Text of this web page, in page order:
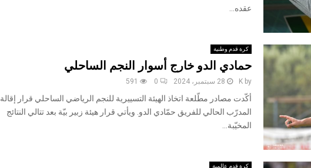
عقده...
كرة قدم وطنية
حمادي الدو خارج أسوار النجم الساحلي
by
K 28 سبتمبر، 2024 0
591
أكّدت مصادر مطّلعة اتخاذ الهيئة التسييرية للنجم الرياضي الساحلي قرار إقالة
المدرّب الحالي للفريق حمّادي الدو. ويأتي قرار هيئة زبير بيّة بعد تتالي النتائج
المخيّبة...
كرة قدم عالمية